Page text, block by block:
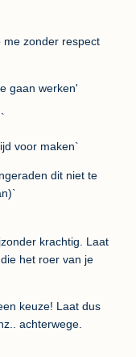
me zonder respect
gaan werken'
voor maken`
dit niet te
krachtig. Laat
het roer van je
keuze! Laat dus
achterwege.